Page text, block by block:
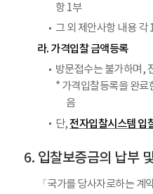
항 1부
그 외 제안사항 내용 각
라. 가격입찰 금액등록
방문접수는 불가하며,
* 가격입찰등록을 완료
음
단,전자입찰시스템 입
입찰보증금의 납부
「국가를 당사자로하는 계